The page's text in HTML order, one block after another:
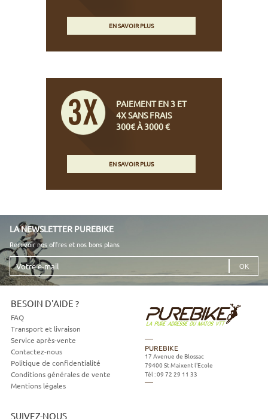
EN SAVOIR PLUS
PAIEMENT EN 3 ET
4X SANS FRAIS
300€ À 3000 €
EN SAVOIR PLUS
LA NEWSLETTER PUREBIKE
Recevoir nos offres et nos bons plans
Votre
e-
mail
BESOIN D'AIDE ?
FAQ
Transport et livraison
Service après-vente
Contactez-nous
Politique de confidentialité
Conditions générales de vente
Mentions légales
SUIVEZ-NOUS
PUREBIKE
17 Avenue de Blossac
79400 St Maixent l'Ecole
Tél :09 72 29 11 33